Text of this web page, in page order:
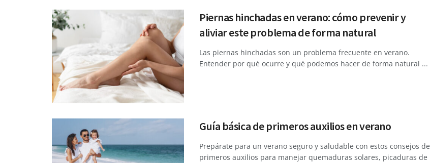
Piernas hinchadas en verano: cómo prevenir y
aliviar este problema de forma natural
Las piernas hinchadas son un problema frecuente en verano.
Entender por qué ocurre y qué podemos hacer de forma natural ...
Guía básica de primeros auxilios en verano
Prepárate para un verano seguro y saludable con estos consejos de
primeros auxilios para manejar quemaduras solares, picaduras de